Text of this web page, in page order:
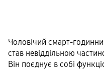
Чоловічий смарт-
став невіддільною
Він поєднує в собі